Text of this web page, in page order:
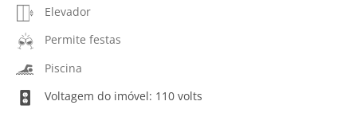
Elevador
Permite festas
Piscina
Voltagem do imóvel: 110 volts